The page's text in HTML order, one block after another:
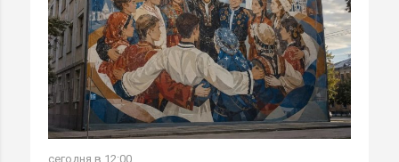
сегодня в 12:00